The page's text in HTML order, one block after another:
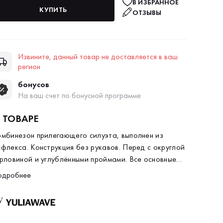
КУПИТЬ
В ИЗБРАННОЕ
ОТЗЫВЫ
Извините, данный товар не доставляется в ваш
регион
бонусов
На ваш счет по бонусной программе
прилегающего силуэта, выполнен из
Конструкция без рукавов. Перед с округлой
и углублёнными проймами. Все основные
оформлены кантом в цвет основного материала.
с глубоким овальным вырезом. В верхней части
по центру под горловиной, расположена
печать контрастного оранжевого цвета с